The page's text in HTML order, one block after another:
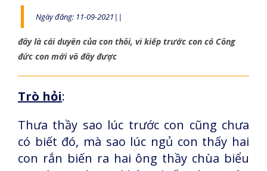
Ngày đăng: 11-09-2021||
đây là cái duyên của con thôi, vì kiếp trước con có Công
đức con mới vô đây được
Trò hỏi:
Thưa thầy sao lúc trước con cũng chưa
có biết đó, mà sao lúc ngủ con thấy hai
con rắn biến ra hai ông thầy chùa biểu